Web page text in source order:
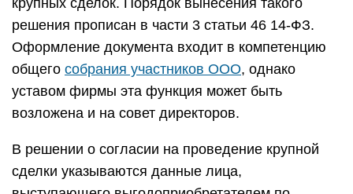
крупных сделок. Порядок вынесения такого
решения прописан в части 3 статьи 46 14-ФЗ.
Оформление документа входит в компетенцию
общего собрания участников ООО, однако
уставом фирмы эта функция может быть
возложена и на совет директоров.
В решении о согласии на проведение крупной
сделки указываются данные лица,